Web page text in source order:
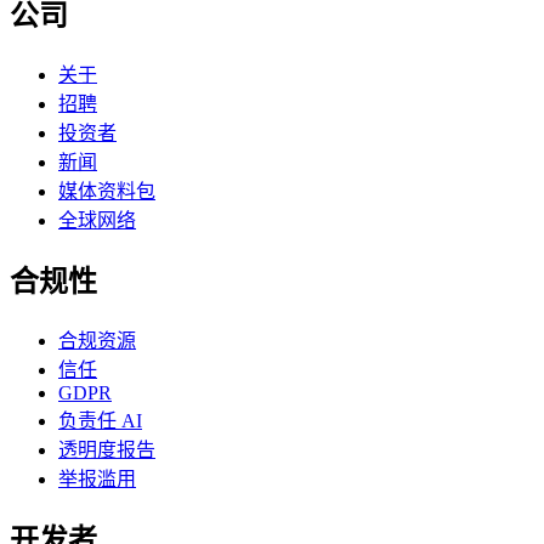
公司
关于
招聘
投资者
新闻
媒体资料包
全球网络
合规性
合规资源
信任
GDPR
负责任 AI
透明度报告
举报滥用